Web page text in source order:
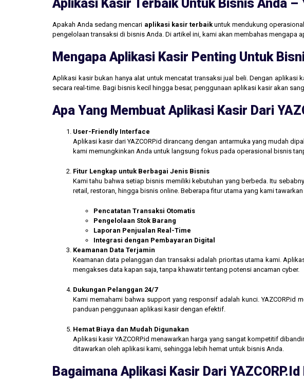
Aplikasi Kasir Terbaik Untuk Bisnis Anda –
Apakah Anda sedang mencari aplikasi kasir terbaikuntuk mendukung
pengelolaan transaksi di bisnis Anda. Di artikel ini, kami akan membahas mengapa
Mengapa Aplikasi Kasir Penting Untuk
Aplikasi kasir bukan hanya alat untuk mencatat transaksi jual beli. Dengan
secara real-time. Bagi bisnis kecil hingga besar, penggunaan aplikasi kasir akan
Apa Yang Membuat Aplikasi Kasir Dari
User-Friendly Interface
Aplikasi kasir dari YAZCORP.id dirancang dengan antarmuka yang mudah
kami memungkinkan Anda untuk langsung fokus pada operasional bisnis
Fitur Lengkap untuk Berbagai Jenis Bisnis
Kami tahu bahwa setiap bisnis memiliki kebutuhan yang berbeda. Itu
retail, restoran, hingga bisnis online. Beberapa fitur utama yang kami
Pencatatan Transaksi Otomatis
Pengelolaan Stok Barang
Laporan Penjualan Real-Time
Integrasi dengan Pembayaran Digital
Keamanan Data Terjamin
Keamanan data pelanggan dan transaksi adalah prioritas utama kami.
mengakses data kapan saja, tanpa khawatir tentang potensi ancaman cyber.
Dukungan Pelanggan 24/7
Kami memahami bahwa support yang responsif adalah kunci.
panduan penggunaan aplikasi kasir dengan efektif.
Hemat Biaya dan Mudah Digunakan
Aplikasi kasir YAZCORP.id menawarkan harga yang sangat kompetitif
ditawarkan oleh aplikasi kami, sehingga lebih hemat untuk bisnis Anda.
Bagaimana Aplikasi Kasir Dari